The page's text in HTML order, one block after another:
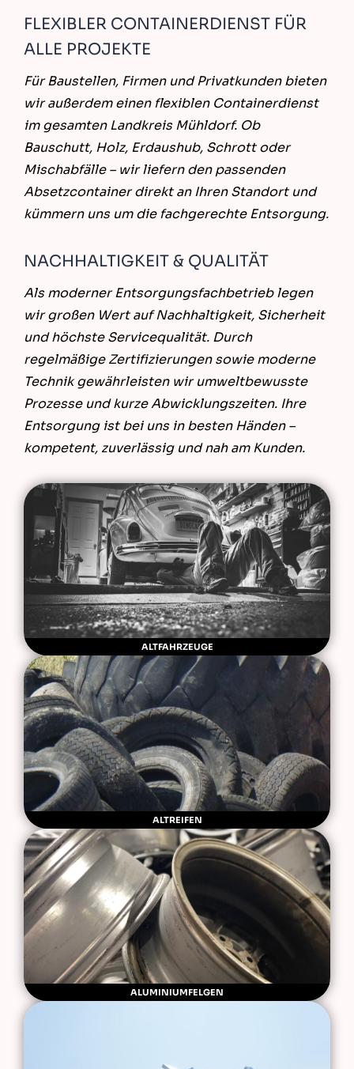
FLEXIBLER CONTAINERDIENST FÜR
ALLE PROJEKTE
Für Baustellen, Firmen und Privatkunden bieten
wir außerdem einen flexiblen Containerdienst
im gesamten Landkreis Mühldorf. Ob
Bauschutt, Holz, Erdaushub, Schrott oder
Mischabfälle – wir liefern den passenden
Absetzcontainer direkt an Ihren Standort und
kümmern uns um die fachgerechte Entsorgung.
NACHHALTIGKEIT & QUALITÄT
Als moderner Entsorgungsfachbetrieb legen
wir großen Wert auf Nachhaltigkeit, Sicherheit
und höchste Servicequalität. Durch
regelmäßige Zertifizierungen sowie moderne
Technik gewährleisten wir umweltbewusste
Prozesse und kurze Abwicklungszeiten. Ihre
Entsorgung ist bei uns in besten Händen –
kompetent, zuverlässig und nah am Kunden.
ALTFAHRZEUGE
ALTREIFEN
ALUMINIUMFELGEN